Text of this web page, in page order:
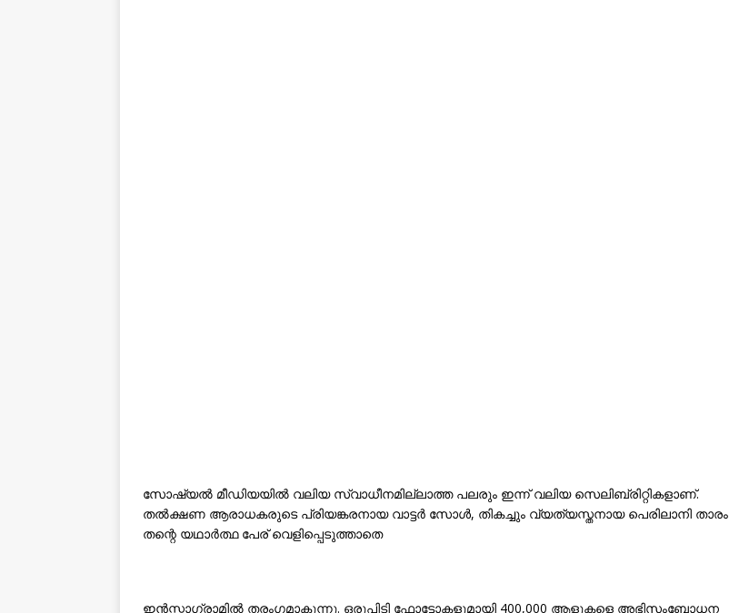
സോഷ്യൽ മീഡിയയിൽ വലിയ സ്വാധീനമില്ലാത്ത പലരും ഇന്ന് വലിയ സെലിബ്രിറ്റികളാണ്.
തൽക്ഷണ ആരാധകരുടെ പ്രിയങ്കരനായ വാട്ടർ സോൾ, തികച്ചും വ്യത്യസ്തനായ പെരിലാനി താരം
തന്റെ യഥാർത്ഥ പേര് വെളിപ്പെടുത്താതെ
ഇൻസ്റ്റാഗ്രാമിൽ തരംഗമാകുന്നു. ഒരുപിടി ഫോട്ടോകളുമായി 400,000 ആളുകളെ അഭിസംബോധന